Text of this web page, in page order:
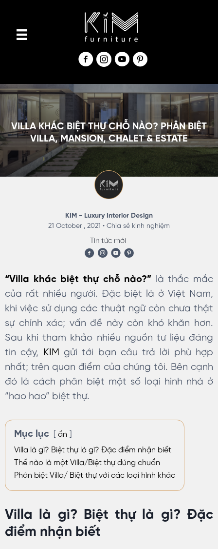
c
n
t
e
n
VILLA KHÁC BIỆT THỰ CHỖ NÀO? PHÂN BIỆT
VILLA, MANSION, CHALET & ESTATE
KIM - Luxury Interior Design
21 October , 2021 • Chia sẻ kinh nghiệm
Tin tức mới
“Villa khác biệt thự chỗ nào?”
là thắc mắc
của rất nhiều người. Đặc biệt là ở Việt Nam,
khi việc sử dụng các thuật ngữ còn chưa thật
sự chính xác; vấn đề này còn khó khăn hơn.
Sau khi tham khảo nhiều nguồn tư liệu đáng
tin cậy,
KIM
gửi tới bạn câu trả lời phù hợp
nhất; trên quan điểm của chúng tôi. Bên cạnh
đó là cách phân biệt một số loại hình nhà ở
“hao hao” biệt thự.
Mục lục
ẩn
Villa là gì? Biệt thự là gì? Đặc điểm nhận biết
Thế nào là một Villa/Biệt thự đúng chuẩn
Phân biệt Villa/ Biệt thự với các loại hình khác
Villa là gì? Biệt thự là gì? Đặc
điểm nhận biết